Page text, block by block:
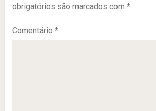
obrigatórios são marcados com *
Comentário *